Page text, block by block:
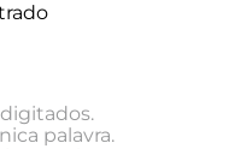
palavra.